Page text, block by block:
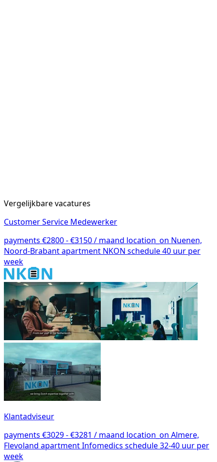
Vergelijkbare vacatures
Customer Service Medewerker
payments €2800 - €3150 / maand location_on Nuenen,
Noord-Brabantapartment NKON schedule40 uur per
week
Klantadviseur
payments €3029 - €3281 / maand location_on Almere,
Flevoland apartmentInfomedics schedule32-40 uur per
week